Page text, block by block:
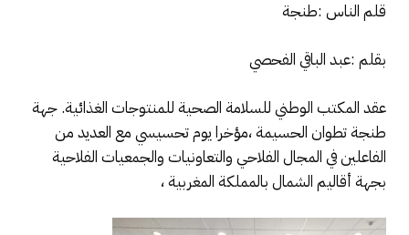
قلم الناس :طنجة
بقلم :عبد الباقي الفحصي
عقد المكتب الوطني للسلامة الصحية للمنتوجات الغذائية. جهة
طنجة تطوان الحسيمة ،مؤخرا يوم تحسيسي مع العديد من
الفاعلين في المجال الفلاحي والتعاونيات والجمعيات الفلاحية
بجهة أقاليم الشمال بالمملكة المغربية ،